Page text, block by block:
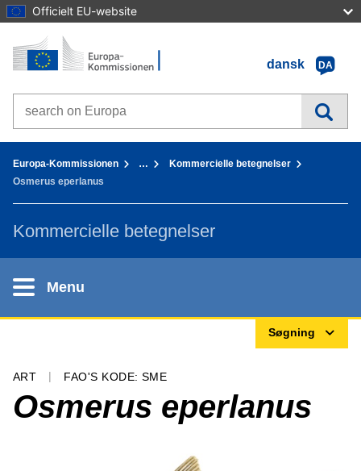
Officielt EU-website
Gå til indhold
Forside - Europa-Kommissionen
dansk
DA
Search on Europa websites
Europa-Kommissionen …
Kommercielle betegnelser
Osmerus eperlanus
Kommercielle betegnelser
Menu
Søgning
ART FAO'S KODE: SME
Osmerus eperlanus